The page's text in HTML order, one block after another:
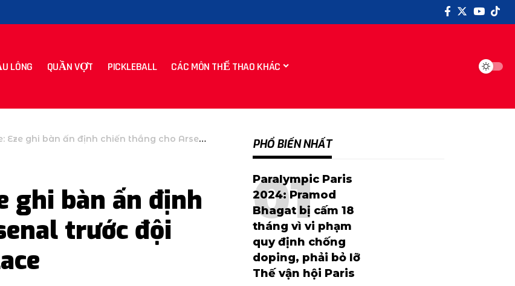
LÔNG QUẦN VỢT PICKLEBALL CÁC MÔN THỂ THAO KHÁC
bàn ấn định chiến thắng cho Arsenal trước đội bóng cũ Crystal Palace
ghi bàn ấn định
trước đội
PHỔ BIẾN NHẤT
Paralympic Paris
2024: Pramod
Bhagat bị cấm 18
tháng vì vi phạm
quy định chống
doping, phải bỏ lỡ
Thế vận hội Paris